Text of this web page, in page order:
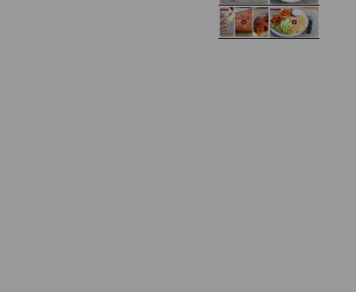
Domowe żelki
Zupa kurkowa z
selerem i pietruszką